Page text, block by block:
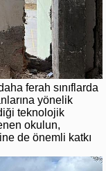
ferah sınıflarda
yönelik
teknolojik
okulun,
de önemli katkı